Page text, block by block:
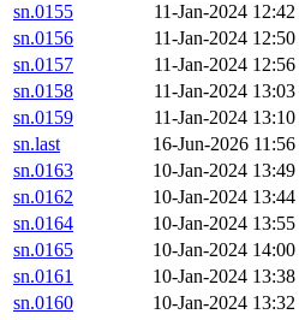
sn.0155
11-Jan-2024 12:42
sn.0156
11-Jan-2024 12:50
sn.0157
11-Jan-2024 12:56
sn.0158
11-Jan-2024 13:03
sn.0159
11-Jan-2024 13:10
sn.last
16-Jun-2026 11:56
sn.0163
10-Jan-2024 13:49
sn.0162
10-Jan-2024 13:44
sn.0164
10-Jan-2024 13:55
sn.0165
10-Jan-2024 14:00
sn.0161
10-Jan-2024 13:38
sn.0160
10-Jan-2024 13:32